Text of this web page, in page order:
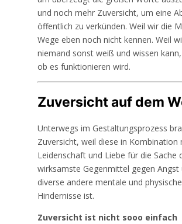
und noch mehr Zuversicht, um eine
öffentlich zu verkünden. Weil wir die
Wege eben noch nicht kennen. Weil
niemand sonst weiß und wissen
ob es funktionieren wird.
Zuversicht auf dem
Unterwegs im Gestaltungsprozess
Zuversicht, weil diese in Kombination
Leidenschaft und Liebe für die Sache
wirksamste Gegenmittel gegen Angst
diverse andere mentale und physische
Hindernisse ist.
Zuversicht ist nicht sooo einfach